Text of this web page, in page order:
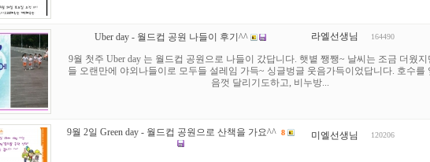
Uber day - 월드컵 공원 나들이 후기^^ 라엘선생님 164490
9월 첫주 Uber day 는 월드컵 공원으로 나들이 갔답니다. 햇볕 쨍쨍~ 날씨는 조금 더웠
들 오랜만에 야외나들이로 모두들 설레임 가득~ 싱글벙글 웃음가득이었답니다. 호수를
음껏 달리기도하고, 비누방...
9월 2일 Green day - 월드컵 공원으로 산책을 가요^^ 8 미엘선생님 120206